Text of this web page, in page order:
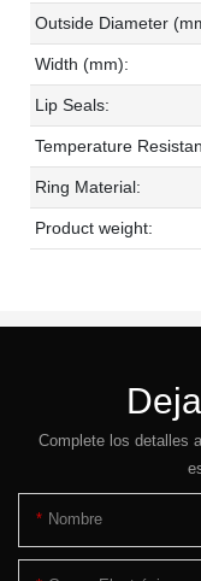
Outside Diameter
Width (mm):
Lip Seals:
Temperature
Ring Material:
Product weight:
Complete los detalles
Nombre